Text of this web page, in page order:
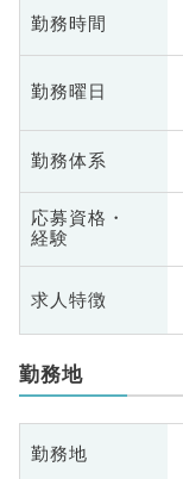
勤務時間
勤務曜日
勤務体系
応募資格・
経験
求人特徴
勤務地
勤務地